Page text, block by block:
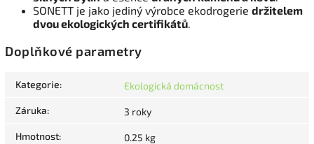
SONETT je jako jediný výrobce ekodrogerie držitelem
dvou ekologických certifikátů.
Doplňkové parametry
Kategorie: Ekologická domácnost
Záruka: 3 roky
Hmotnost: 0.25 kg